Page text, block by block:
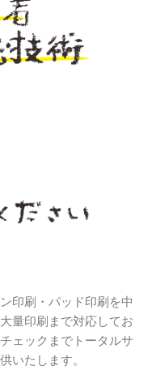
印刷・パッド印刷を中
量印刷まで対応してお
ェックまでトータルサ
いたします。